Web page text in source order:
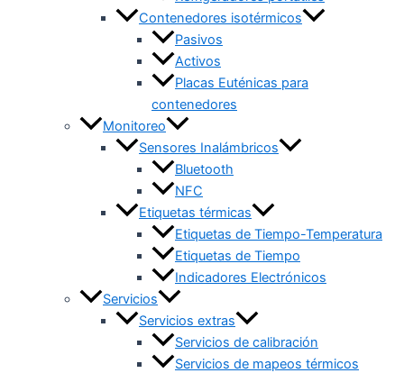
Contenedores isotérmicos
Pasivos
Activos
Placas Euténicas para
contenedores
Monitoreo
Sensores Inalámbricos
Bluetooth
NFC
Etiquetas térmicas
Etiquetas de Tiempo-Temperatura
Etiquetas de Tiempo
Indicadores Electrónicos
Servicios
Servicios extras
Servicios de calibración
Servicios de mapeos térmicos